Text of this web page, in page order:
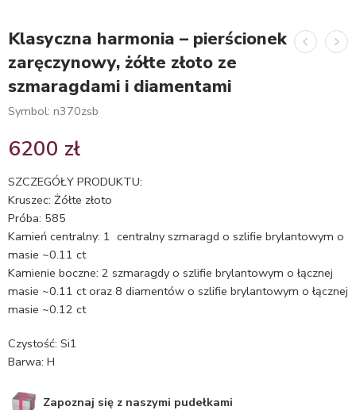
Klasyczna harmonia – pierścionek
zaręczynowy, żółte złoto ze
szmaragdami i diamentami
Symbol: n370zsb
6200 zł
SZCZEGÓŁY PRODUKTU:
Kruszec: Żółte złoto
Próba: 585
Kamień centralny: 1 centralny szmaragd o szlifie brylantowym o
masie ~0.11 ct
Kamienie boczne: 2 szmaragdy o szlifie brylantowym o łącznej
masie ~0.11 ct oraz 8 diamentów o szlifie brylantowym o łącznej
masie ~0.12 ct
Czystość: Si1
Barwa: H
Zapoznaj się z naszymi pudełkami